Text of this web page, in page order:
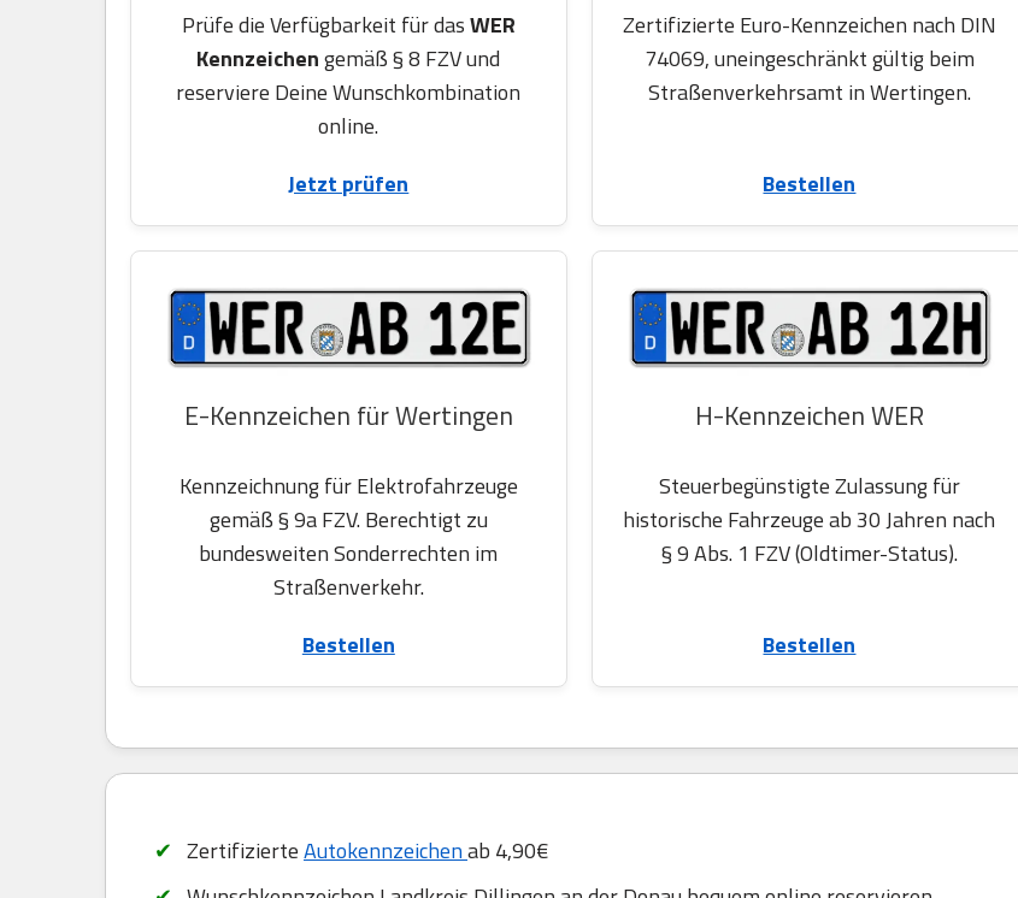
Prüfe die Verfügbarkeit für dasWER
Kennzeichengemäß § 8 FZV und
reserviere Deine Wunschkombination
online.
Jetzt prüfen
Zertifizierte Euro-Kennzeichen nach DIN
74069, uneingeschränkt gültig beim
Straßenverkehrsamt in Wertingen.
Bestellen
E-Kennzeichen für Wertingen
Kennzeichnung für Elektrofahrzeuge
gemäß § 9a FZV. Berechtigt zu
bundesweiten Sonderrechten im
Straßenverkehr.
Bestellen
H-Kennzeichen WER
Steuerbegünstigte Zulassung für
historische Fahrzeuge ab 30 Jahren nach
§ 9 Abs. 1 FZV (Oldtimer-Status).
Bestellen
ZertifizierteAutokennzeichenab 4,90€